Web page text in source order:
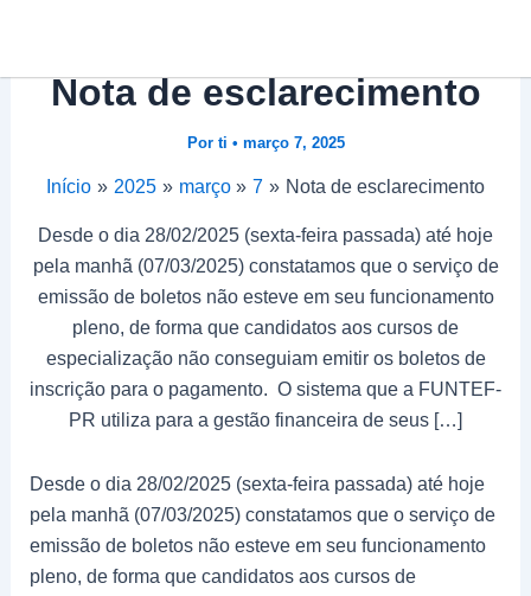
o
conteúdoNota de esclarecimento
Por ti • março 7, 2025
Início 2025 março 7 Nota de esclarecimento
Desde o dia 28/02/2025 (sexta-feira passada) até hoje
pela manhã (07/03/2025) constatamos que o serviço de
emissão de boletos não esteve em seu funcionamento
pleno, de forma que candidatos aos cursos de
especialização não conseguiam emitir os boletos de
inscrição para o pagamento. O sistema que a FUNTEF-
PR utiliza para a gestão financeira de seus […]
Desde o dia 28/02/2025 (sexta-feira passada) até hoje
pela manhã (07/03/2025) constatamos que o serviço de
emissão de boletos não esteve em seu funcionamento
pleno, de forma que candidatos aos cursos de